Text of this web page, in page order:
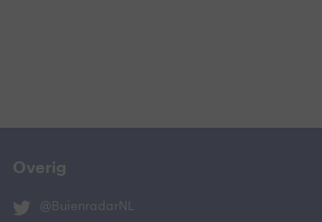
Overig
@BuienradarNL